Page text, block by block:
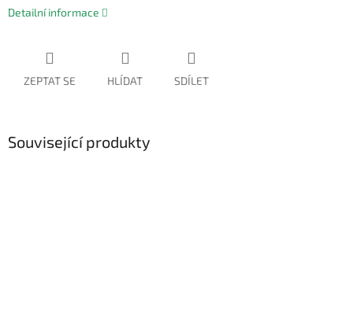
Detailní informace
ZEPTAT SE HLÍDAT SDÍLET
Související produkty